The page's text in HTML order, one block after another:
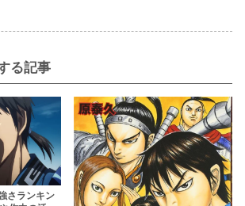
る記事
さランキン